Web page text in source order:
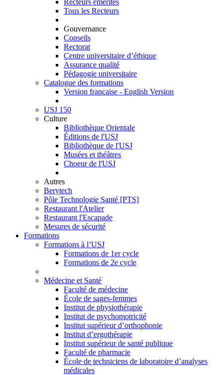
Tous les Recteurs
Gouvernance
Conseils
Rectorat
Centre universitaire d’éthique
Assurance qualité
Pédagogie universitaire
Catalogue des formations
Version française - English Version
USJ 150
Culture
Bibliothèque Orientale
Éditions de l'USJ
Bibliothèque de l'USJ
Musées et théâtres
Choeur de l'USJ
Autres
Berytech
Pôle Technologie Santé [PTS]
Restaurant l'Atelier
Restaurant l'Escapade
Mesures de sécurité
Formations
Formations à l’USJ
Formations de 1er cycle
Formations de 2e cycle
Médecine et Santé
Faculté de médecine
École de sages-femmes
Institut de physiothérapie
Institut de psychomotricité
Institut supérieur d’orthophonie
Institut d’ergothérapie
Institut supérieur de santé publique
Faculté de pharmacie
École de techniciens de laboratoire d’analyses
médicales